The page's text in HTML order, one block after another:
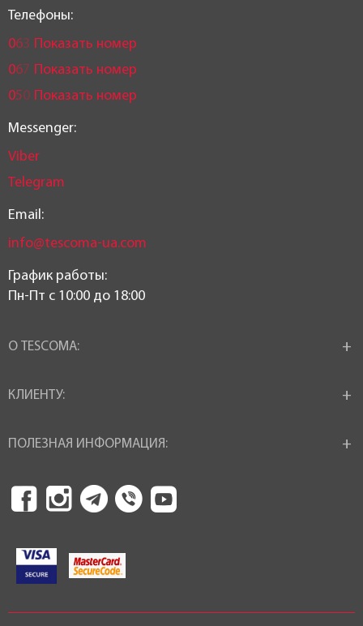
Телефоны:
063 Показать номер
067 Показать номер
050 Показать номер
Messenger:
Viber
Telegram
Email:
info@tescoma-ua.com
График работы:
Пн-Пт c 10:00 до 18:00
О TESCOMA:
КЛИЕНТУ:
ПОЛЕЗНАЯ ИНФОРМАЦИЯ: